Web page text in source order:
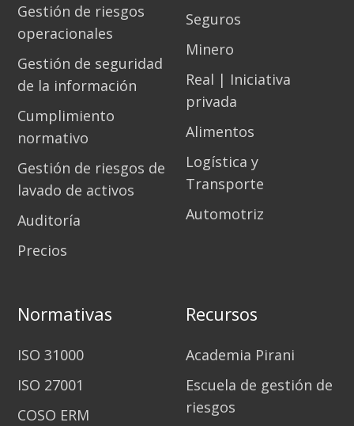
Gestión de riesgos
operacionales
Gestión de seguridad
de la información
Cumplimiento
normativo
Gestión de riesgos de
lavado de activos
Auditoría
Precios
Seguros
Minero
Real | Iniciativa
privada
Alimentos
Logística y
Transporte
Automotriz
Normativas
ISO 31000
ISO 27001
COSO ERM
Recursos
Academia Pirani
Escuela de gestión de
riesgos